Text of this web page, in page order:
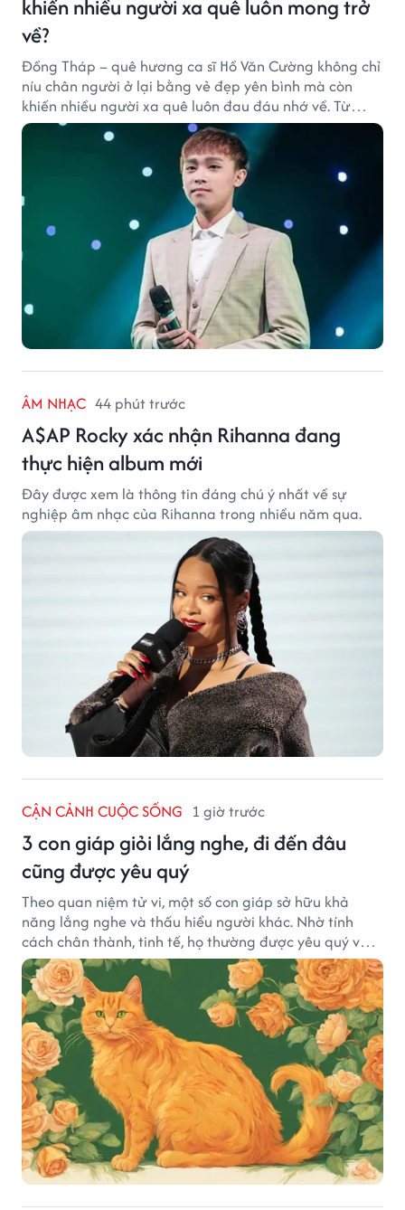
khiến nhiều người xa quê luôn mong trở
về?
Đồng Tháp – quê hương ca sĩ Hồ Văn Cường không chỉ
níu chân người ở lại bằng vẻ đẹp yên bình mà còn
khiến nhiều người xa quê luôn đau đáu nhớ về. Từ
cảnh sắc, ẩm thực đến tình người mộc mạc, tất cả tạo
nên sức hút rất riêng của vùng đất sen hồng.
ÂM NHẠC 44 phút trước
A$AP Rocky xác nhận Rihanna đang
thực hiện album mới
Đây được xem là thông tin đáng chú ý nhất về sự
nghiệp âm nhạc của Rihanna trong nhiều năm qua.
CẬN CẢNH CUỘC SỐNG 1 giờ trước
3 con giáp giỏi lắng nghe, đi đến đâu
cũng được yêu quý
Theo quan niệm tử vi, một số con giáp sở hữu khả
năng lắng nghe và thấu hiểu người khác. Nhờ tính
cách chân thành, tinh tế, họ thường được yêu quý và
tạo dựng nhiều mối quan hệ tốt đẹp.